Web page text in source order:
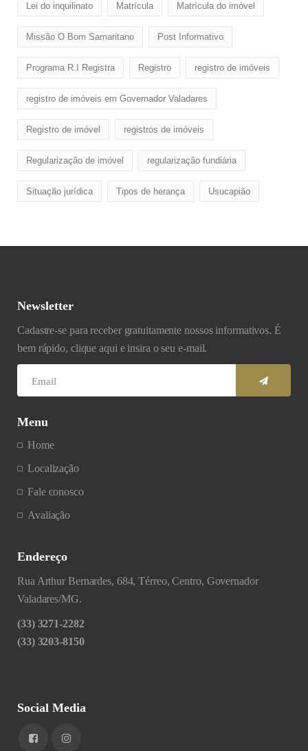
Lei do inquilinato Matrícula Matrícula do imóvel
Missão O Bom Samaritano Post Informativo
Programa R.I Registra Registro registro de imóveis
registro de imóveis em Governador Valadares
Registro de imóvel registros de imóveis
Regularização de imóvel regularização fundiária
Situação jurídica Tipos de herança Usucapião
Newsletter
Cadastre-se para receber gratuitamente nossos informativos. É
bem rápido, clique aqui e insira o seu e-mail.
Menu
Home
Localização
Fale conosco
Avaliação
Endereço
Rua Arthur Bernardes, 684, Térreo, Centro, Governador
Valadares/MG.
(33) 3271-2282
(33) 3203-8150
Social Media